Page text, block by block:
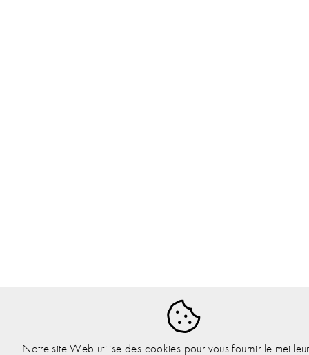
Notre site Web utilise des cookies pour vous fournir le